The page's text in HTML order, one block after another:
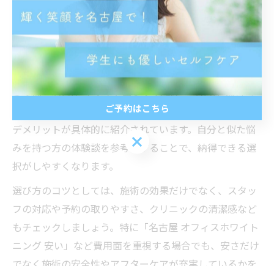
口コミで分かるホワイトニングの選び方
ホワイトニングの施術方法やクリニック選びで迷った際
は、実際の口コミを重視することがポイントです。口コ
ミでは「名古屋 ホワイトニング 人気」「名古屋 歯科 ホ
ワイトニング 口コミ」など、利用者が感じたメリット・
デメリットが具体的に紹介されています。自分と似た悩
みを持つ方の体験談を参考にすることで、納得できる選
択がしやすくなります。
選び方のコツとしては、施術の効果だけでなく、スタッ
フの対応や予約の取りやすさ、クリニックの清潔感など
もチェックしましょう。特に「名古屋 オフィスホワイト
ニング 安い」など費用面を重視する場合でも、安さだけ
ご予約はこちら
ご予約はこちら